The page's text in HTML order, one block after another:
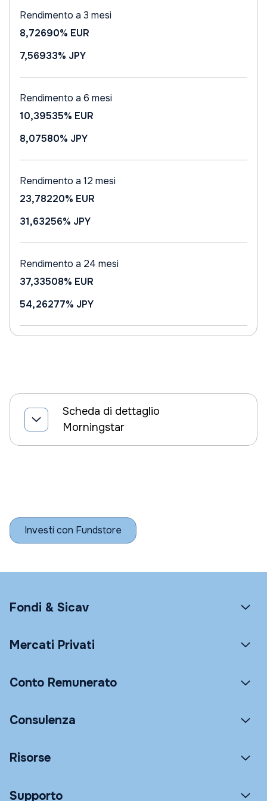
Rendimento a 3 mesi
8,72690% EUR
7,56933% JPY
Rendimento a 6 mesi
10,39535% EUR
8,07580% JPY
Rendimento a 12 mesi
23,78220% EUR
31,63256% JPY
Rendimento a 24 mesi
37,33508% EUR
54,26277% JPY
Scheda di dettaglio
Morningstar
Investi con Fundstore
Fondi & Sicav
Mercati Privati
Conto Remunerato
Consulenza
Risorse
Supporto